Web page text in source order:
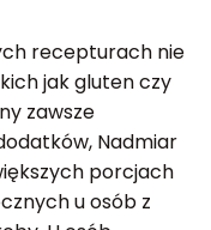
recepturach nie
jak gluten czy
zawsze
Nadmiar
porcjach
u osób z